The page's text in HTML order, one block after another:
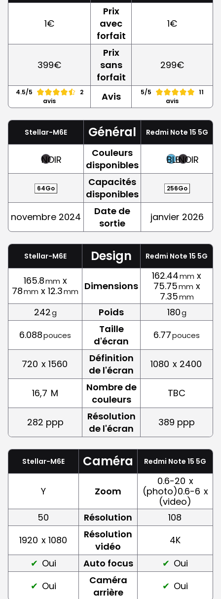
1€
Prix
avec
forfait
1€
399€
Prix
sans
forfait
299€
4.5/5
2
avis
Avis 5/5
11
avis
Stellar-M6E Général Redmi Note 15 5G
NOIR
Couleurs
disponibles
BLEUNOIR
64Go
Capacités
disponibles
256Go
novembre 2024
Date de
sortie
janvier 2026
Stellar-M6E Design Redmi Note 15 5G
165.8mm x
78mm x 12.3mm Dimensions
162.44mm x
75.75mm x
7.35mm
242g Poids 180g
6.088pouces
Taille
d'écran
6.77pouces
720 x 1560
Définition
de l'écran
1080 x 2400
16,7 M
Nombre de
couleurs
TBC
282 ppp
Résolution
de l'écran
389 ppp
Stellar-M6E Caméra Redmi Note 15 5G
Y Zoom
0.6-20 x
(photo)0.6-6 x
(video)
50
Résolution
108
1920 x 1080
Résolution
vidéo
4K
Oui
Auto focus
Oui
Oui
Caméra
arrière
Oui